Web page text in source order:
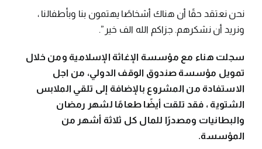
نحن نعتقد حقًا أن هناك أشخاصًا يهتمون بنا وبأطفالنا ،
ونريد أن نشكرهم. جزاكم الله الف خير”.
سجلت هناء مع مؤسسة الإغاثة الإسلامية ومن خلال
تمويل مؤسسة صندوق الوقف الدولي، من اجل
الاستفادة من المشروع بالإضافة إلى تلقي الملابس
الشتوية ، فقد تلقت أيضًا طعامًا لشهر رمضان
والبطانيات ومصدرًا للمال كل ثلاثة أشهر من
المؤسسة.